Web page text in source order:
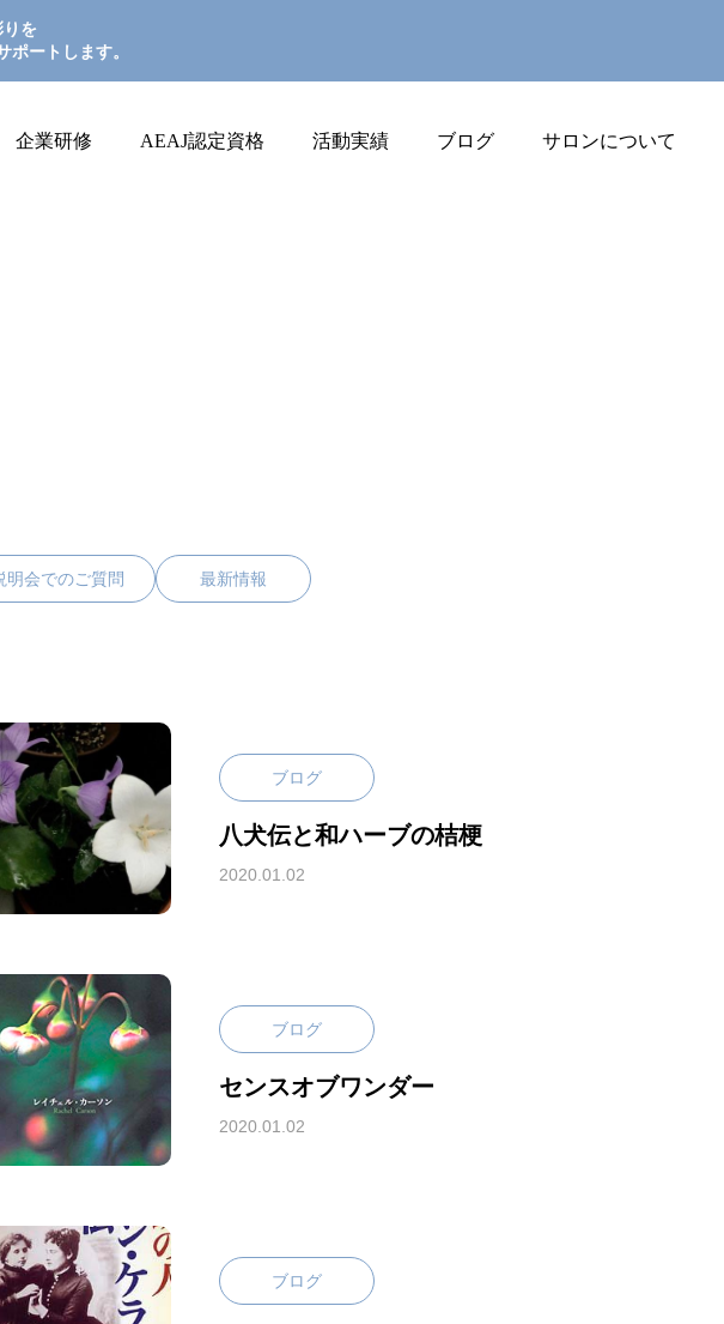
を
ポートします。
企業研修 AEAJ認定資格 活動実績 ブログ サロンについて
明会でのご質問 最新情報
ブログ
八犬伝と和ハーブの桔梗
2020.01.02
ブログ
センスオブワンダー
2020.01.02
ブログ